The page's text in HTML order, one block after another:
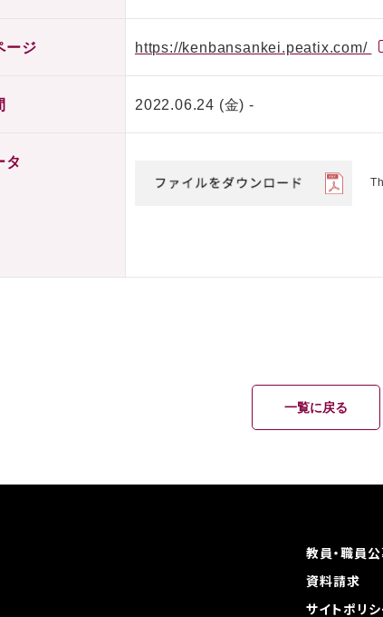
ージ https://kenbansankei.peatix.com/
2022.06.24 (金) -
タ
一覧に戻る
教員・職員
資料請求
サイトポリ